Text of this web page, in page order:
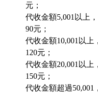
元；
代收金額5,001以上
90元；
代收金額10,001以上
120元；
代收金額20,001以上
150元；